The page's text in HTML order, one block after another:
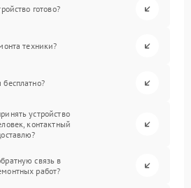
готово?
техники?
бесплатно?
устройство
контактный
связь в
работ?